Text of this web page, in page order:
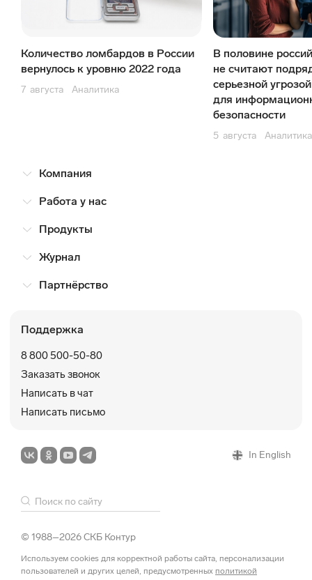
Количество ломбардов в России
вернулось к уровню 2022 года
7 августа Аналитика
В половине
не считают
серьезной угрозой
для
безопасности
5 августа Аналитика
Компания
Работа у нас
Продукты
Журнал
Партнёрство
Поддержка
8 800 500-50-80
Заказать звонок
Написать в чат
Написать письмо
© 1988–2026 СКБ Контур
Используем cookies для корректной работы сайта, персонализации
пользователей и других целей, предусмотренных политикой
In English